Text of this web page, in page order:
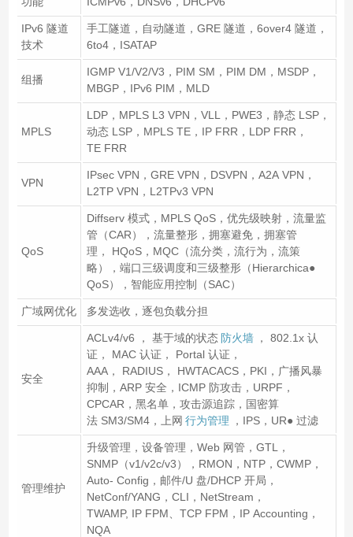
IPv6 隧道
技术
手工隧道，自动隧道，GRE 隧道，6over4 隧道，
6to4，ISATAP
组播
IGMP V1/V2/V3，PIM SM，PIM DM，MSDP，
MBGP，IPv6 PIM，MLD
MPLS
LDP，MPLS L3 VPN，VLL，PWE3，静态 LSP，
动态 LSP，MPLS TE，IP FRR，LDP FRR，
TE FRR
VPN
IPsec VPN，GRE VPN，DSVPN，A2A VPN，
L2TP VPN，L2TPv3 VPN
QoS
Diffserv 模式，MPLS QoS，优先级映射，流量监
管（CAR），流量整形，拥塞避免，拥塞管
理， HQoS，MQC（流分类，流行为，流策
略），端口三级调度和三级整形（Hierarchica●
QoS），智能应用控制（SAC）
广域网优化 多发选收，逐包负载分担
安全
ACLv4/v6 ， 基于域的状态 防火墙 ， 802.1x 认
证， MAC 认证， Portal 认证，
AAA， RADIUS， HWTACACS，PKI，广播风暴
抑制，ARP 安全，ICMP 防攻击，URPF，
CPCAR，黑名单，攻击源追踪，国密算
法 SM3/SM4，上网 行为管理 ，IPS，UR● 过滤
管理维护
升级管理，设备管理，Web 网管，GTL，
SNMP（v1/v2c/v3），RMON，NTP，CWMP，
Auto- Config，邮件/U 盘/DHCP 开局，
NetConf/YANG，CLI，NetStream，
TWAMP, IP FPM、TCP FPM，IP Accounting，
NQA